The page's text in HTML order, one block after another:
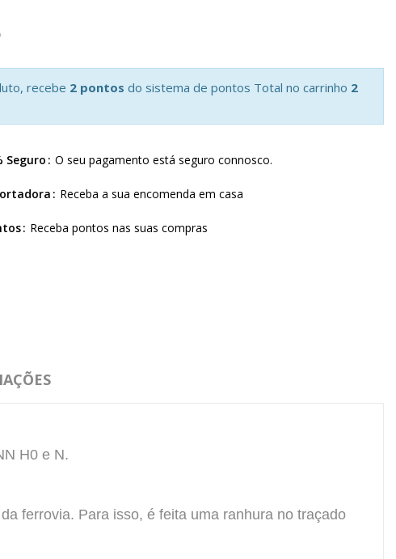
recebe 2 pontos do sistema de pontos Total no carrinho 2
Seguro O seu pagamento está seguro connosco.
Receba a sua encomenda em casa
Receba pontos nas suas compras
H0 e N.
ferrovia. Para isso, é feita uma ranhura no traçado